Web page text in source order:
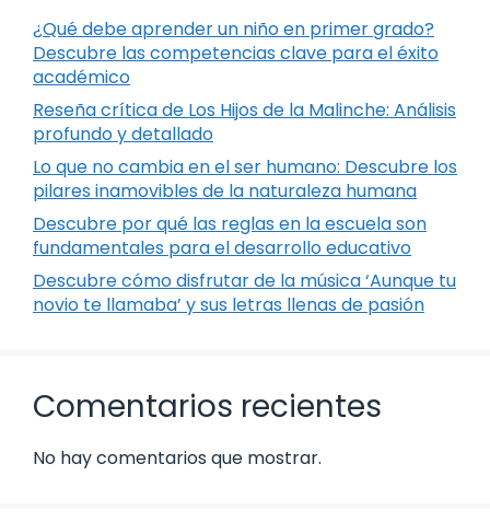
¿Qué debe aprender un niño en primer grado?
Descubre las competencias clave para el éxito
académico
Reseña crítica de Los Hijos de la Malinche: Análisis
profundo y detallado
Lo que no cambia en el ser humano: Descubre los
pilares inamovibles de la naturaleza humana
Descubre por qué las reglas en la escuela son
fundamentales para el desarrollo educativo
Descubre cómo disfrutar de la música ‘Aunque tu
novio te llamaba’ y sus letras llenas de pasión
Comentarios recientes
No hay comentarios que mostrar.